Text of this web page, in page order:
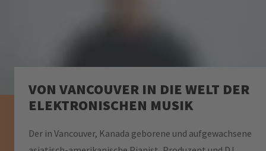
VON VANCOUVER IN DIE WELT DER
ELEKTRONISCHEN MUSIK
Der in Vancouver, Kanada geborene und aufgewachsene